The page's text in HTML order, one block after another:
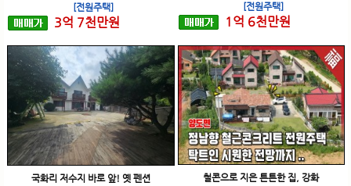
[전원주택]
3억 7천만원
[전원주택]
1 억 6천만원
국화리 저수지 바로 앞! 옛 펜션
철콘으로 지은 튼튼한 집, 강화